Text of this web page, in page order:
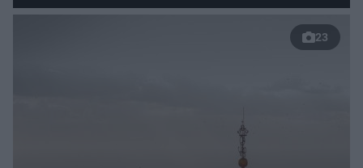
własnych dzieci
23